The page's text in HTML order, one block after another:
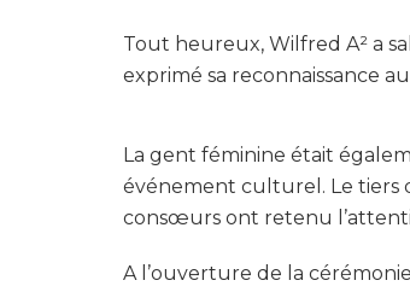
Tout heureux, Wilfred A² a
exprimé sa reconnaissance
La gent féminine était
événement culturel. Le tiers
consœurs ont retenu
A l’ouverture de la